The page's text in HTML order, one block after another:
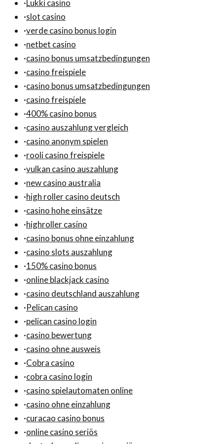
·Lukki casino
·slot casino
·verde casino bonus login
·netbet casino
·casino bonus umsatzbedingungen
·casino freispiele
·casino bonus umsatzbedingungen
·casino freispiele
·400% casino bonus
·casino auszahlung vergleich
·casino anonym spielen
·rooli casino freispiele
·vulkan casino auszahlung
·new casino australia
·high roller casino deutsch
·casino hohe einsätze
·highroller casino
·casino bonus ohne einzahlung
·casino slots auszahlung
·150% casino bonus
·online blackjack casino
·casino deutschland auszahlung
·Pelican casino
·pelican casino login
·casino bewertung
·casino ohne ausweis
·Cobra casino
·cobra casino login
·casino spielautomaten online
·casino ohne einzahlung
·curacao casino bonus
·online casino seriös